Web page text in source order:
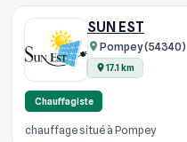
SUN EST
Pompey (54340)
17.1 km
Chauffagiste
chauffage situé à Pompey